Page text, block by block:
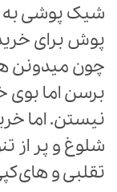
شیک پوشی به
پوش برای
چون میدونن
برسن اما
نیستن. اما
شلوغ و پر از
تقلبی و